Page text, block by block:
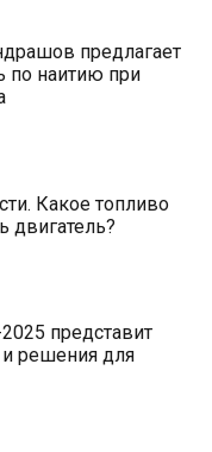
предлагает
по наитию при
Какое топливо
двигатель?
представит
решения для